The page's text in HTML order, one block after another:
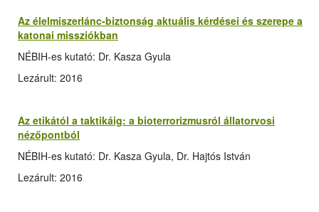
Az élelmiszerlánc-biztonság aktuális kérdései és szerepe a
katonai missziókban
NÉBIH-es kutató: Dr. Kasza Gyula
Lezárult: 2016
Az etikától a taktikáig: a bioterrorizmusról állatorvosi
nézőpontból
NÉBIH-es kutató: Dr. Kasza Gyula, Dr. Hajtós István
Lezárult: 2016